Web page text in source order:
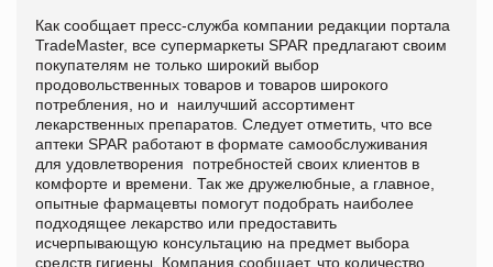
Как сообщает пресс-служба компании редакции портала
TradeMaster, все супермаркеты SPAR предлагают своим
покупателям не только широкий выбор
продовольственных товаров и товаров широкого
потребления, но и наилучший ассортимент
лекарственных препаратов. Следует отметить, что все
аптеки SPAR работают в формате самообслуживания
для удовлетворения потребностей своих клиентов в
комфорте и времени. Так же дружелюбные, а главное,
опытные фармацевты помогут подобрать наиболее
подходящее лекарство или предоставить
исчерпывающую консультацию на предмет выбора
средств гигиены. Компания сообщает, что количество